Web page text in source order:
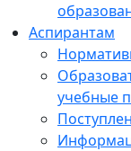
Аспирантам
учебные